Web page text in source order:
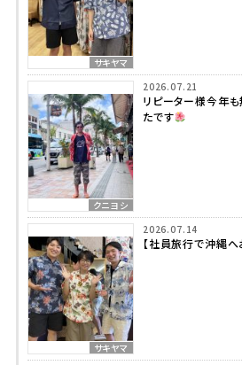
サキヤマ
クニヨシ
2026.07.21
リピーター様今年
たです
サキヤマ
2026.07.14
【社員旅行で沖縄